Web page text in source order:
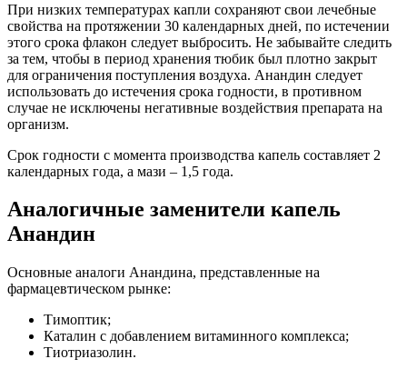
При низких температурах капли сохраняют свои лечебные
свойства на протяжении 30 календарных дней, по истечении
этого срока флакон следует выбросить. Не забывайте следить
за тем, чтобы в период хранения тюбик был плотно закрыт
для ограничения поступления воздуха. Анандин следует
использовать до истечения срока годности, в противном
случае не исключены негативные воздействия препарата на
организм.
Срок годности с момента производства капель составляет 2
календарных года, а мази – 1,5 года.
Аналогичные заменители капель
Анандин
Основные аналоги Анандина, представленные на
фармацевтическом рынке:
Тимоптик;
Каталин с добавлением витаминного комплекса;
Тиотриазолин.